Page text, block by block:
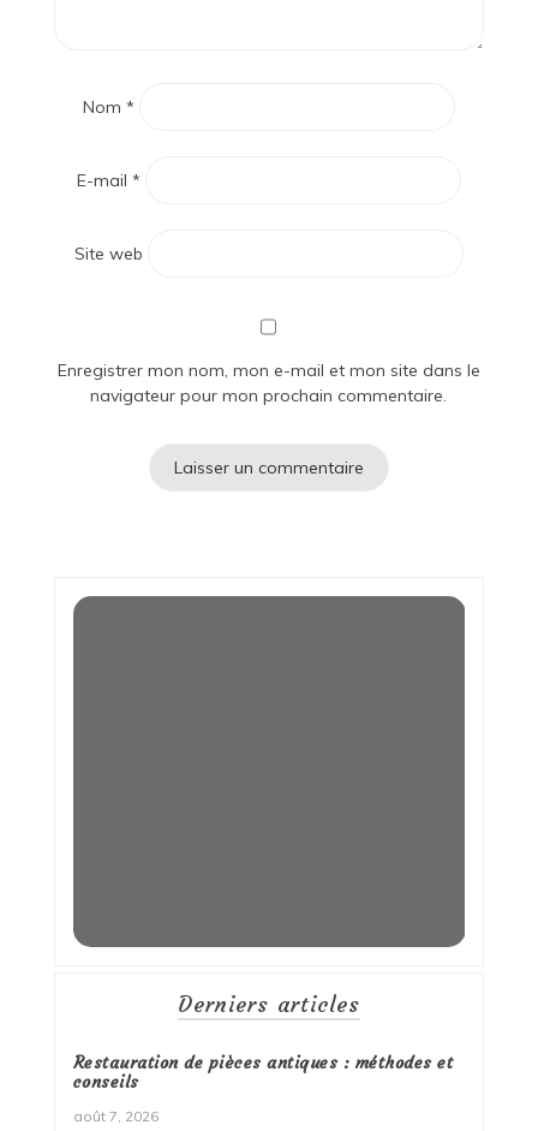
Nom *
E-mail *
Site web
Enregistrer mon nom, mon e-mail et mon site dans le
navigateur pour mon prochain commentaire.
Derniers articles
Restauration de pièces antiques : méthodes et
conseils
août 7, 2026